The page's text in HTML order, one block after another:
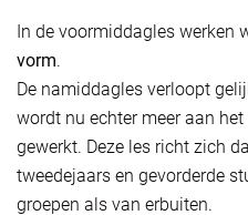
In de voormiddagles werken
vorm.
De namiddagles verloopt
wordt nu echter meer aan het
gewerkt. Deze les richt zich
tweedejaars en gevorderde
groepen als van erbuiten.